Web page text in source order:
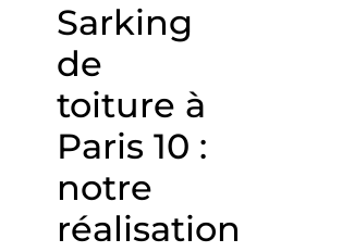
Sarking
de
toiture à
Paris 10 :
notre
réalisation